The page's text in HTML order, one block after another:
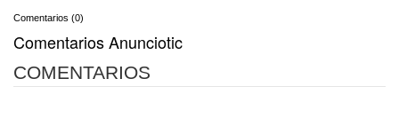
Comentarios (0)
Comentarios Anunciotic
COMENTARIOS